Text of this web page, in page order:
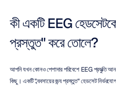
কী একটি EEG হেডসেটকে
প্রস্তুত" করে তোলে?
আপনি যখন কোনও পেশাদার পরিবেশে EEG প্রযুক্তি
কিছু। একটি "ব্যবসায়ের জন্য প্রস্তুত" হেডসেট